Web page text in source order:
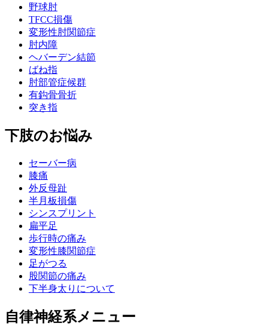
野球肘
TFCC損傷
変形性肘関節症
肘内障
ヘバーデン結節
ばね指
肘部管症候群
有鈎骨骨折
突き指
下肢のお悩み
セーバー病
膝痛
外反母趾
半月板損傷
シンスプリント
扁平足
歩行時の痛み
変形性膝関節症
足がつる
股関節の痛み
下半身太りについて
自律神経系メニュー